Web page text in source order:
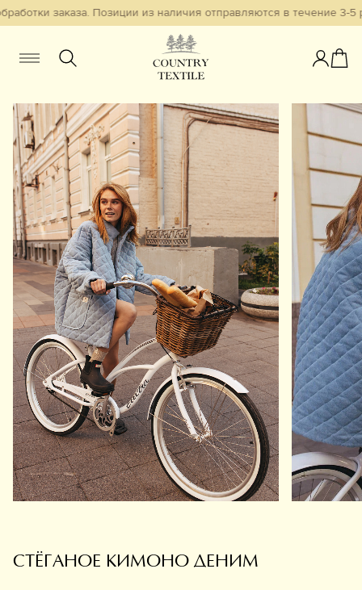
заказа. Позиции из наличия отправляются в течение 3-5
ЖенщинамМужчинам Детям
Смотреть всё Избранное
Новинки
В наличии
Бестселлеры
Одежда
Обувь
Аксессуары
Украшения
Информация
СТЁГАНОЕ КИМОНО ДЕНИМ